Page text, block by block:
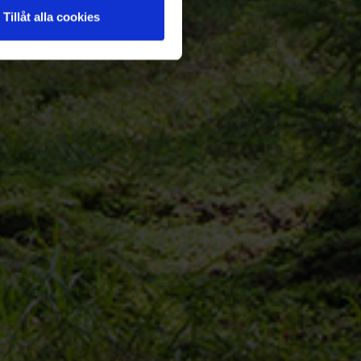
Tillåt alla cookies